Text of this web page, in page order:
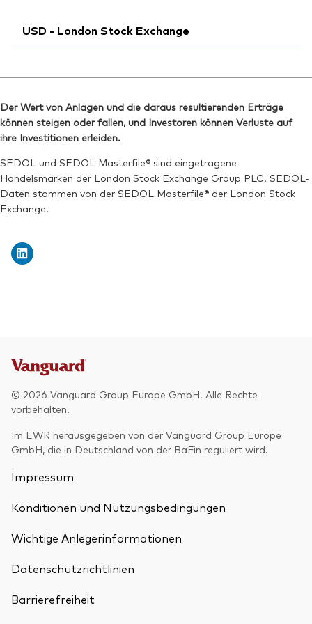
ISIN:
IE000GTBEXG4
Reuters:V2SA.DE
Bloomberg:VRSG LN
Reuters:VRSG.L
SEDOL:BVYDFJ5
Börsenticker:VRSG
USD - London Stock Exchange
ISIN:IE000GTBEXG4
Reuters:VRSA.L
SEDOL:BVYDFH3
Börsenticker:VRSA
Der Wert von Anlagen und die daraus resultierenden Erträge
können steigen oder fallen, und Investoren können Verluste auf
ihre Investitionen erleiden.
SEDOL und SEDOL Masterfile® sind eingetragene
Handelsmarken der London Stock Exchange Group PLC. SEDOL-
Daten stammen von der SEDOL Masterfile® der London Stock
Exchange.
© 2026 Vanguard Group Europe GmbH. Alle Rechte
vorbehalten.
Im EWR herausgegeben von der Vanguard Group Europe
GmbH, die in Deutschland von der BaFin reguliert wird.
Impressum
Konditionen und Nutzungsbedingungen
Wichtige Anlegerinformationen
Datenschutzrichtlinien
Barrierefreiheit